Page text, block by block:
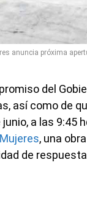
anuncia próxima
del
así como de
a las 9:45
, una
de